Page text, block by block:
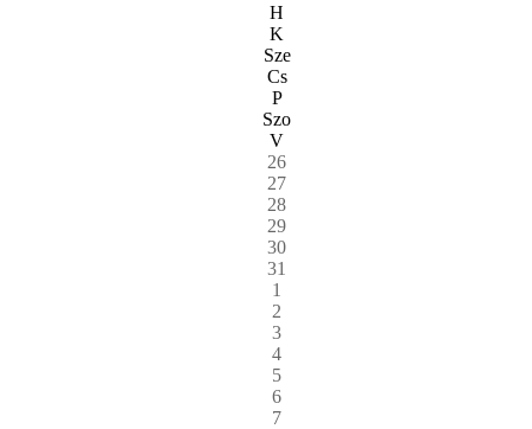
H
K
Sze
Cs
P
Szo
V
26
27
28
29
30
31
1
2
3
4
5
6
7